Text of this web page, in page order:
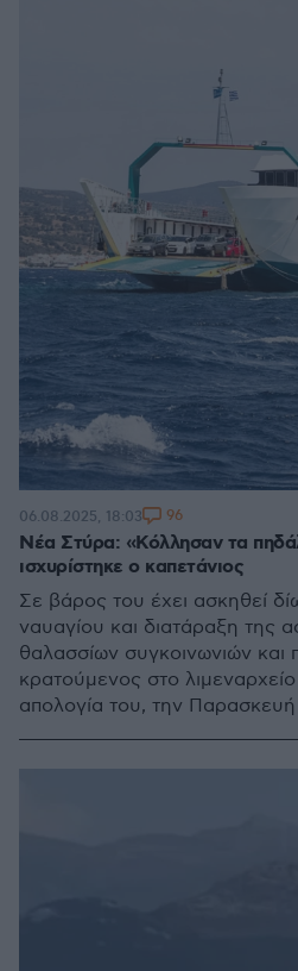
Νέα Στύρα: «Κόλλησαν τα
ισχυρίστηκε ο καπετάνιος
Σε βάρος του έχει ασκηθεί
ναυαγίου και διατάραξη της
θαλασσίων συγκοινωνιών και
κρατούμενος στο
απολογία του, την Παρασκευή
06.08.2025, 18:03 96